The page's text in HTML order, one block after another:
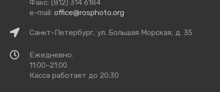
намиФакс: (812) 314 6184
e-mail: office@rosphoto.org
КакСанкт-Петербург, ул. Большая Морская, д. 35
Время
работы
Ежедневно:
11:00–21:00
Касса работает до 20:30